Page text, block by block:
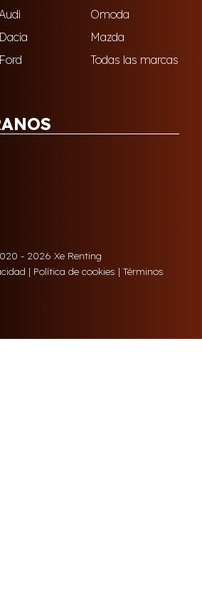
Omoda
Dacia
Mazda
Ford Todas las marcas
- 2026 Xe Renting
| Política de cookies | Términos